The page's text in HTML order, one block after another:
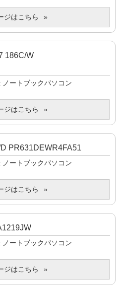
ジはこちら
186C/W
ノートブックパソコン
ジはこちら
PR631DEWR4FA51
ノートブックパソコン
ジはこちら
ノートブックパソコン
ジはこちら